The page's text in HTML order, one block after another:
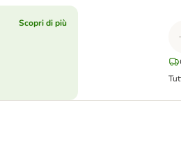
Scopri di più